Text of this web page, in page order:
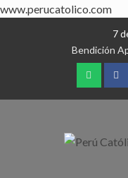
www.perucatolico.com
7
Bendición